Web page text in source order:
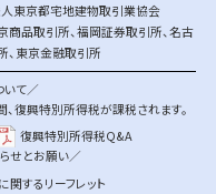
東京都宅地建物取引業協会
商品取引所、福岡証券取引所、名古
、 東京金融取引所
て／
復興特別所得税が課税されます。
復興特別所得税Q&A
せとお願い／
するリーフレット